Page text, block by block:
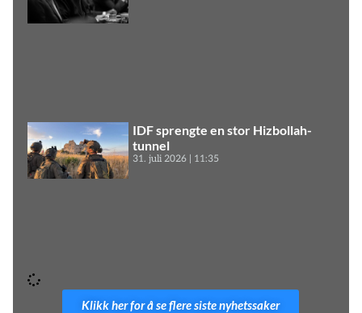
IDF sprengte en stor Hizbollah-
tunnel
31. juli 2026 11:35
Klikk her for å se flere siste nyhetssaker